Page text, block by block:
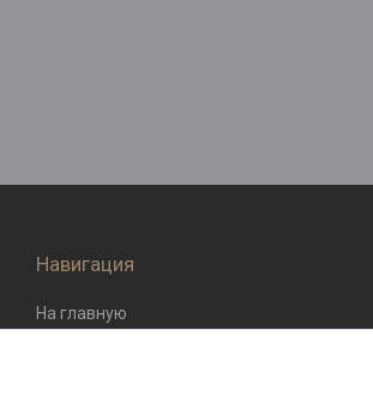
Навигация
На главную